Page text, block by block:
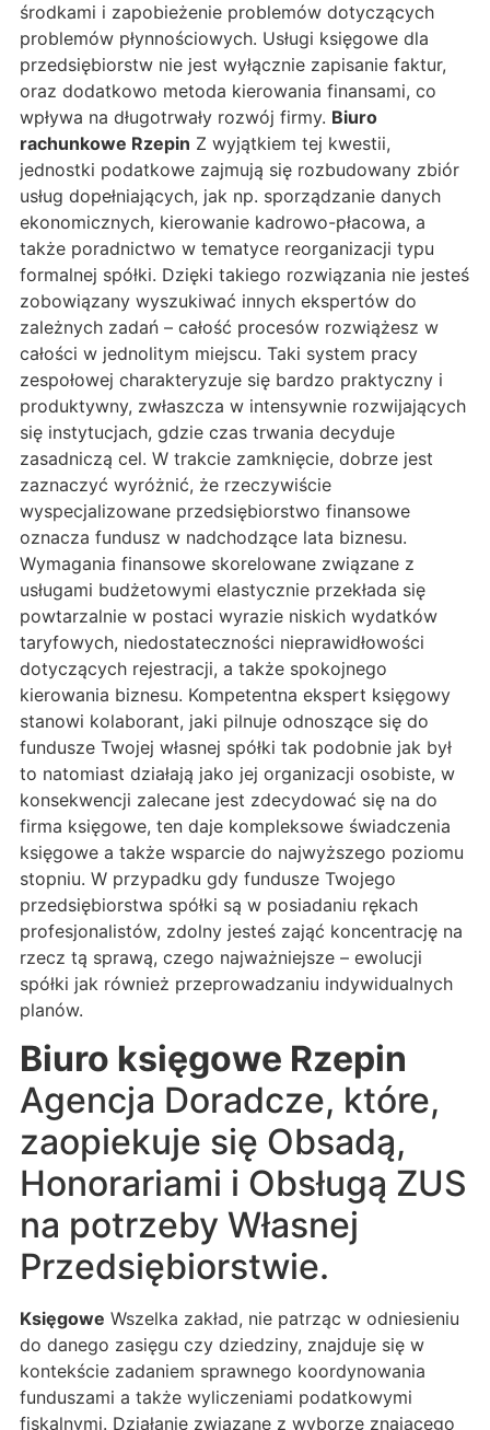
środkami i zapobieżenie problemów dotyczących
problemów płynnościowych. Usługi księgowe dla
przedsiębiorstw nie jest wyłącznie zapisanie faktur,
oraz dodatkowo metoda kierowania finansami, co
wpływa na długotrwały rozwój firmy. Biuro
rachunkowe Rzepin Z wyjątkiem tej kwestii,
jednostki podatkowe zajmują się rozbudowany zbiór
usług dopełniających, jak np. sporządzanie danych
ekonomicznych, kierowanie kadrowo-płacowa, a
także poradnictwo w tematyce reorganizacji typu
formalnej spółki. Dzięki takiego rozwiązania nie jesteś
zobowiązany wyszukiwać innych ekspertów do
zależnych zadań – całość procesów rozwiążesz w
całości w jednolitym miejscu. Taki system pracy
zespołowej charakteryzuje się bardzo praktyczny i
produktywny, zwłaszcza w intensywnie rozwijających
się instytucjach, gdzie czas trwania decyduje
zasadniczą cel. W trakcie zamknięcie, dobrze jest
zaznaczyć wyróżnić, że rzeczywiście
wyspecjalizowane przedsiębiorstwo finansowe
oznacza fundusz w nadchodzące lata biznesu.
Wymagania finansowe skorelowane związane z
usługami budżetowymi elastycznie przekłada się
powtarzalnie w postaci wyrazie niskich wydatków
taryfowych, niedostateczności nieprawidłowości
dotyczących rejestracji, a także spokojnego
kierowania biznesu. Kompetentna ekspert księgowy
stanowi kolaborant, jaki pilnuje odnoszące się do
fundusze Twojej własnej spółki tak podobnie jak był
to natomiast działają jako jej organizacji osobiste, w
konsekwencji zalecane jest zdecydować się na do
firma księgowe, ten daje kompleksowe świadczenia
księgowe a także wsparcie do najwyższego poziomu
stopniu. W przypadku gdy fundusze Twojego
przedsiębiorstwa spółki są w posiadaniu rękach
profesjonalistów, zdolny jesteś zająć koncentrację na
rzecz tą sprawą, czego najważniejsze – ewolucji
spółki jak również przeprowadzaniu indywidualnych
planów.
Biuro księgowe Rzepin
Agencja Doradcze, które,
zaopiekuje się Obsadą,
Honorariami i Obsługą ZUS
na potrzeby Własnej
Przedsiębiorstwie.
Księgowe Wszelka zakład, nie patrząc w odniesieniu
do danego zasięgu czy dziedziny, znajduje się w
kontekście zadaniem sprawnego koordynowania
funduszami a także wyliczeniami podatkowymi
fiskalnymi. Działanie związane z wyborze znającego